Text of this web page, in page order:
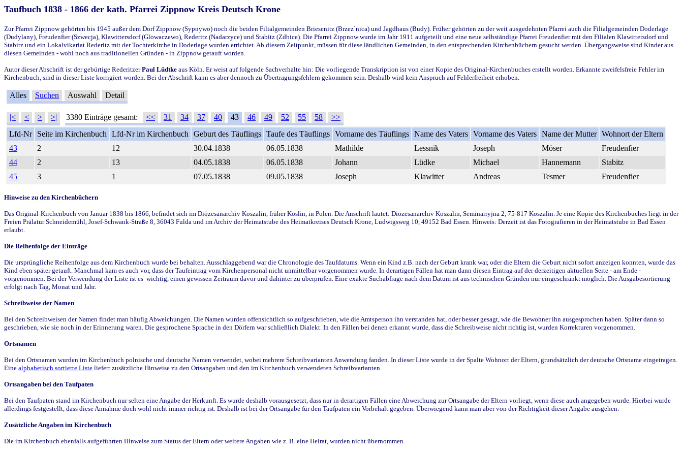
Taufbuch 1838 - 1866 der kath. Pfarrei Zippnow Kreis Deutsch Krone
Zur Pfarrei Zippnow gehörten bis 1945 außer dem Dorf Zippnow (Sypnywo) noch die beiden Filialgemeinden Briesenitz (Brzez`nica) und Jagdhaus (Budy). Früher gehörten zu der weit ausgedehnten Pfarrei auch die Filialgemeinden Doderlage
(Dudylany), Freudenfier (Szwecja), Klawittersdorf (Glowaczewo), Rederitz (Nadarzyce) und Stabitz (Zdbice). Die Pfarrei Zippnow wurde im Jahr 1911 aufgeteilt und eine neue selbständige Pfarrei Freudenfier mit den Filialen Klawittersdorf und
Stabitz und ein Lokalvikariat Rederitz mit der Tochterkirche in Doderlage wurden errichtet. Ab diesem Zeitpunkt, müssen für diese ländlichen Gemeinden, in den entsprechenden Kirchenbüchern gesucht werden. Übergangsweise sind Kinder aus
diesen Gemeinden - wohl noch aus traditionellen Gründen - in Zippnow getauft worden.
Autor dieser Abschrift ist der gebürtige RederitzerPaul Lüdtke aus Köln. Er weist auf folgende Sachverhalte hin: Die vorliegende Transkription ist von einer Kopie des Original-Kirchenbuches erstellt worden. Erkannte zweifelsfreie Fehler im
Kirchenbuch, sind in dieser Liste korrigiert worden. Bei der Abschrift kann es aber dennoch zu Übertragungsfehlern gekommen sein. Deshalb wird kein Anspruch auf Fehlerfreiheit erhoben.
Alles Suchen Auswahl Detail
|< < > >| 3380 Einträge gesamt: << 31 34 37 40 43 46 49 52 55 58
>>
Lfd-Nr
Seite im Kirchenbuch Lfd-Nr im Kirchenbuch Geburt des Täuflings Taufe des Täuflings Vorname des Täuflings Name des Vaters Vorname des Vaters Name der Mutter Wohnort der Eltern
43
2 12 30.04.1838 06.05.1838 Mathilde Lessnik Joseph Möser
Freudenfier
44
2 13 04.05.1838 06.05.1838 Johann Lüdke Michael Hannemann
Stabitz
45
3 1 07.05.1838 09.05.1838 Joseph Klawitter Andreas Tesmer Freudenfier
Hinweise zu den Kirchenbüchern
Das Original-Kirchenbuch von Januar 1838 bis 1866, befindet sich im Diözesanarchiv Koszalin, früher Köslin, in Polen. Die Anschrift lautet: Diözesanarchiv Koszalin, Seminarryjna 2, 75-817 Koszalin. Je eine Kopie des Kirchenbuches liegt in der
Freien Prälatur Schneidemühl, Josef-Schwank-Straße 8, 36043 Fulda und im Archiv der Heimatstube des Heimatkreises Deutsch Krone, Ludwigsweg 10, 49152 Bad Essen. Hinweis: Derzeit ist das Fotografieren in der Heimatstube in Bad Essen
erlaubt.
Die Reihenfolge der Einträge
Die ursprüngliche Reihenfolge aus dem Kirchenbuch wurde bei behalten. Ausschlaggebend war die Chronologie des Taufdatums. Wenn ein Kind z.B. nach der Geburt krank war, oder die Eltern die Geburt nicht sofort anzeigen konnten, wurde das
Kind eben später getauft. Manchmal kam es auch vor, dass der Taufeintrag vom Kirchenpersonal nicht unmittelbar vorgenommen wurde. In derartigen Fällen hat man dann diesen Eintrag auf der derzeitigen aktuellen Seite - am Ende -
vorgenommen. Bei der Verwendung der Liste ist es wichtig, einen gewissen Zeitraum davor und dahinter zu überprüfen. Eine exakte Suchabfrage nach dem Datum ist aus technischen Gründen nur eingeschränkt möglich. Die Ausgabesortierung
erfolgt nach Tag, Monat und Jahr.
Schreibweise der Namen
Bei den Schreibweisen der Namen findet man häufig Abweichungen. Die Namen wurden offensichtlich so aufgeschrieben, wie die Amtsperson ihn verstanden hat, oder besser gesagt, wie die Bewohner ihn ausgesprochen haben. Später dann so
geschrieben, wie sie noch in der Erinnerung waren. Die gesprochene Sprache in den Dörfern war schließlich Dialekt. In den Fällen bei denen erkannt wurde, dass die Schreibweise nicht richtig ist, wurden Korrekturen vorgenommen.
Ortsnamen
Bei den Ortsnamen wurden im Kirchenbuch polnische und deutsche Namen verwendet, wobei mehrere Schreibvarianten Anwendung fanden. In dieser Liste wurde in der Spalte Wohnort der Eltern, grundsätzlich der deutsche Ortsname eingetragen.
Eine alphabetisch sortierte Liste liefert zusätzliche Hinweise zu den Ortsangaben und den im Kirchenbuch verwendeten Schreibvarianten.
Ortsangaben bei den Taufpaten
Bei den Taufpaten stand im Kirchenbuch nur selten eine Angabe der Herkunft. Es wurde deshalb vorausgesetzt, dass nur in derartigen Fällen eine Abweichung zur Ortsangabe der Eltern vorliegt, wenn diese auch angegeben wurde. Hierbei wurde
allerdings festgestellt, dass diese Annahme doch wohl nicht immer richtig ist. Deshalb ist bei der Ortsangabe für den Taufpaten ein Vorbehalt gegeben. Überwiegend kann man aber von der Richtigkeit dieser Angabe ausgehen.
Zusätzliche Angaben im Kirchenbuch
Die im Kirchenbuch ebenfalls aufgeführten Hinweise zum Status der Eltern oder weitere Angaben wie z. B. eine Heirat, wurden nicht übernommen.